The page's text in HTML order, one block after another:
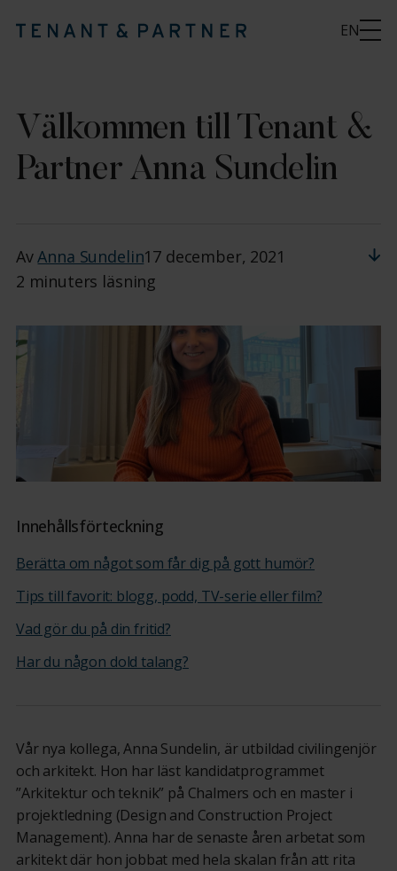
EN
Välkommen till Tenant &
Partner Anna Sundelin
AvAnna Sundelin17 december, 2021
2 minuters läsning
Innehållsförteckning
Berätta om något som får dig på gott humör?
Tips till favorit: blogg, podd, TV-serie eller film?
Vad gör du på din fritid?
Har du någon dold talang?
Vår nya kollega, Anna Sundelin, är utbildad civilingenjör
och arkitekt. Hon har läst kandidatprogrammet
”Arkitektur och teknik” på Chalmers och en master i
projektledning (Design and Construction Project
Management). Anna har de senaste åren arbetat som
arkitekt där hon jobbat med hela skalan från att rita